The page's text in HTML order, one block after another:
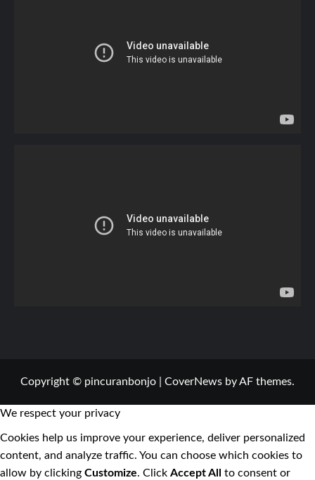
Copyright © pincuranbonjo CoverNews by AF themes.
We respect your privacy
Cookies help us improve your experience, deliver personalized
content, and analyze traffic. You can choose which cookies to
allow by clicking Customize. Click Accept All
to consent or